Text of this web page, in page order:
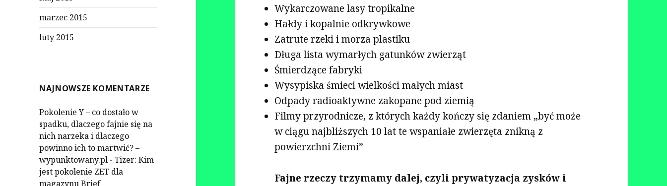
marzec 2015
luty 2015
NAJNOWSZE KOMENTARZE
Pokolenie Y – co dostało w
spadku, dlaczego fajnie się na
nich narzeka i dlaczego
powinno ich to martwić? –
wypunktowany.pl -Tizer: Kim
jest pokolenie ZET dla
magazynu Brief
Wykarczowane lasy tropikalne
Hałdy i kopalnie odkrywkowe
Zatrute rzeki i morza plastiku
Długa lista wymarłych gatunków zwierząt
Śmierdzące fabryki
Wysypiska śmieci wielkości małych miast
Odpady radioaktywne zakopane pod ziemią
Filmy przyrodnicze, z których każdy kończy się zdaniem „być może
w ciągu najbliższych 10 lat te wspaniałe zwierzęta znikną z
powierzchni Ziemi”
Fajne rzeczy trzymamy dalej, czyli prywatyzacja zysków i